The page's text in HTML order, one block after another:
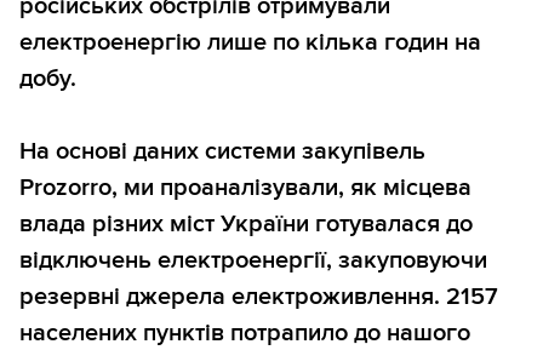
російських обстрілів отримували
електроенергію лише по кілька годин на
добу.
На основі даних системи закупівель
Prozorro, ми проаналізували, як місцева
влада різних міст України готувалася до
відключень електроенергії, закуповуючи
резервні джерела електроживлення. 2157
населених пунктів потрапило до нашого